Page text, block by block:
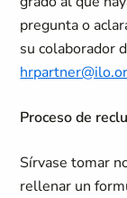
pregunta o
su colaborador
Proceso de
Sírvase tomar
rellenar un